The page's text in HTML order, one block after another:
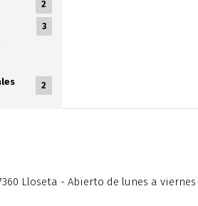
2
3
2
Lloseta - Abierto de lunes a